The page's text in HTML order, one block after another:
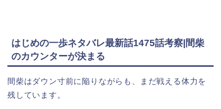
はじめの一歩ネタバレ最新話1475話考察|間柴
のカウンターが決まる
間柴はダウン寸前に陥りながらも、まだ戦える体力を
残しています。